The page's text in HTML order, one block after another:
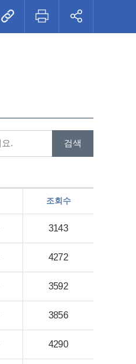
조회수
3143
4272
3592
3856
4290